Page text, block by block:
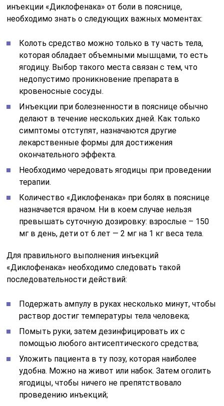
инъекции «Диклофенака» от боли в пояснице,
необходимо знать о следующих важных моментах:
Колоть средство можно только в ту часть тела,
которая обладает объемными мышцами, то есть
ягодицу. Выбор такого места связан с тем, что
недопустимо проникновение препарата в
кровеносные сосуды.
Инъекции при болезненности в пояснице обычно
делают в течение нескольких дней. Как только
симптомы отступят, назначаются другие
лекарственные формы для достижения
окончательного эффекта.
Необходимо чередовать ягодицы при проведении
терапии.
Количество «Диклофенака» при болях в пояснице
назначается врачом. Ни в коем случае нельзя
превышать суточную дозировку: взрослые – 150
мг в день, дети от 6 лет — 2 мг на 1 кг веса тела.
Для правильного выполнения инъекций
«Диклофенака» необходимо следовать такой
последовательности действий:
Подержать ампулу в руках несколько минут, чтобы
раствор достиг температуры тела человека;
Помыть руки, затем дезинфицировать их с
помощью любого антисептического средства;
Уложить пациента в ту позу, которая наиболее
удобна. Можно на живот или набок. Затем оголить
ягодицы, чтобы ничего не препятствовало
проведению инъекций;